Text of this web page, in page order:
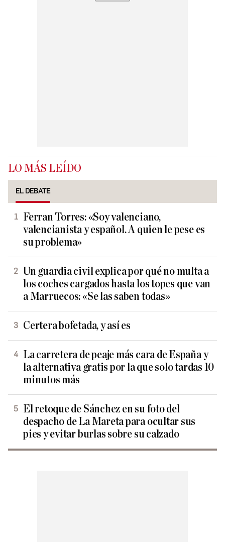
LO MÁS LEÍDO
EL DEBATE
Ferran Torres: «Soy valenciano,
valencianista y español. A quien le pese es
su problema»
Un guardia civil explica por qué no multa a
los coches cargados hasta los topes que van
a Marruecos: «Se las saben todas»
Certera bofetada, y así es
La carretera de peaje más cara de España y
la alternativa gratis por la que solo tardas 10
minutos más
El retoque de Sánchez en su foto del
despacho de La Mareta para ocultar sus
pies y evitar burlas sobre su calzado